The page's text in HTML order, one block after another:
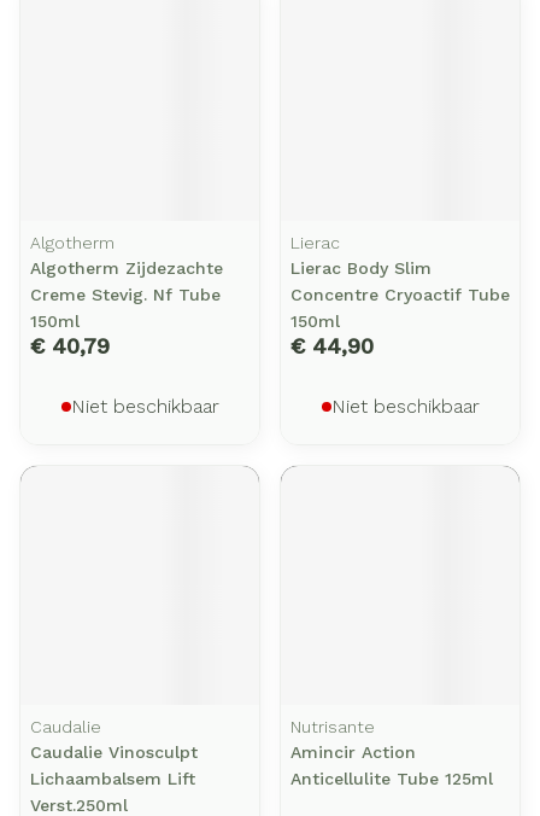
Algotherm
Algotherm Zijdezachte
Creme Stevig. Nf Tube
150ml
€ 40,79
Niet beschikbaar
Lierac
Lierac Body Slim
Concentre Cryoactif Tube
150ml
€ 44,90
Niet beschikbaar
Caudalie
Caudalie Vinosculpt
Lichaambalsem Lift
Verst.250ml
Nutrisante
Amincir Action
Anticellulite Tube 125ml